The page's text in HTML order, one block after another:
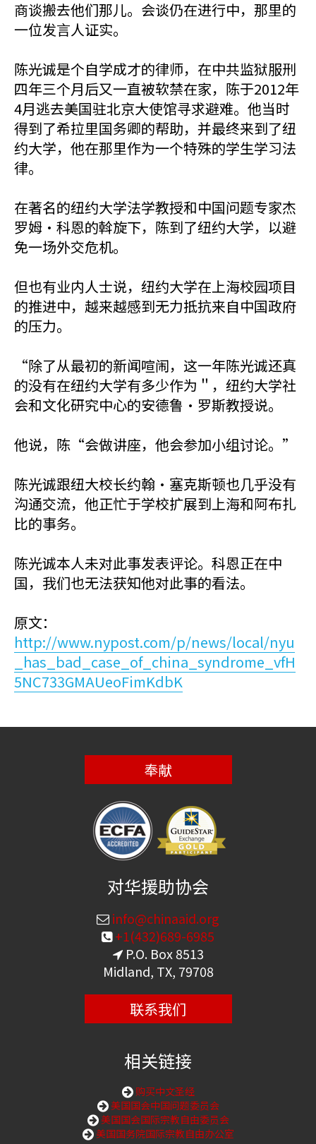
商谈搬去他们那儿。会谈仍在进行中，那里的
一位发言人证实。
陈光诚是个自学成才的律师，在中共监狱服刑
四年三个月后又一直被软禁在家，陈于2012年
4月逃去美国驻北京大使馆寻求避难。他当时
得到了希拉里国务卿的帮助，并最终来到了纽
约大学，他在那里作为一个特殊的学生学习法
律。
在著名的纽约大学法学教授和中国问题专家杰
罗姆·科恩的斡旋下，陈到了纽约大学，以避
免一场外交危机。
但也有业内人士说，纽约大学在上海校园项目
的推进中，越来越感到无力抵抗来自中国政府
的压力。
“除了从最初的新闻喧闹，这一年陈光诚还真
的没有在纽约大学有多少作为＂，纽约大学社
会和文化研究中心的安德鲁·罗斯教授说。
他说，陈“会做讲座，他会参加小组讨论。”
陈光诚跟纽大校长约翰·塞克斯顿也几乎没有
沟通交流，他正忙于学校扩展到上海和阿布扎
比的事务。
陈光诚本人未对此事发表评论。科恩正在中
国，我们也无法获知他对此事的看法。
原文：
http://www.nypost.com/p/news/local/nyu
_has_bad_case_of_china_syndrome_vfH
5NC733GMAUeoFimKdbK
奉献
对华援助协会
info@chinaaid.org
+1(432)689-6985
P.O. Box 8513
Midland, TX, 79708
联系我们
相关链接
购买中文圣经
美国国会中国问题委员会
美国国会国际宗教自由委员会
美国国务院国际宗教自由办公室